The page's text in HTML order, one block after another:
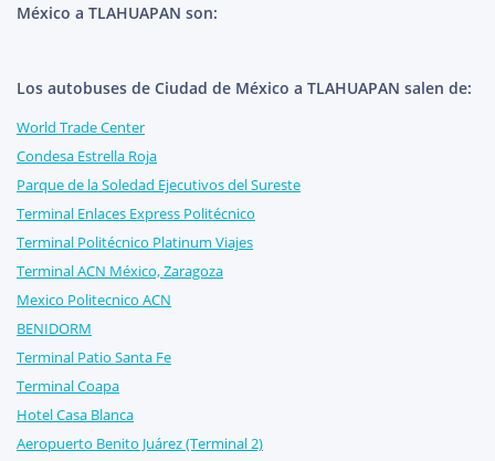
México a TLAHUAPAN son:
Los autobuses de Ciudad de México a TLAHUAPAN salen de:
World Trade Center
Condesa Estrella Roja
Parque de la Soledad Ejecutivos del Sureste
Terminal Enlaces Express Politécnico
Terminal Politécnico Platinum Viajes
Terminal ACN México, Zaragoza
Mexico Politecnico ACN
BENIDORM
Terminal Patio Santa Fe
Terminal Coapa
Hotel Casa Blanca
Aeropuerto Benito Juárez (Terminal 2)